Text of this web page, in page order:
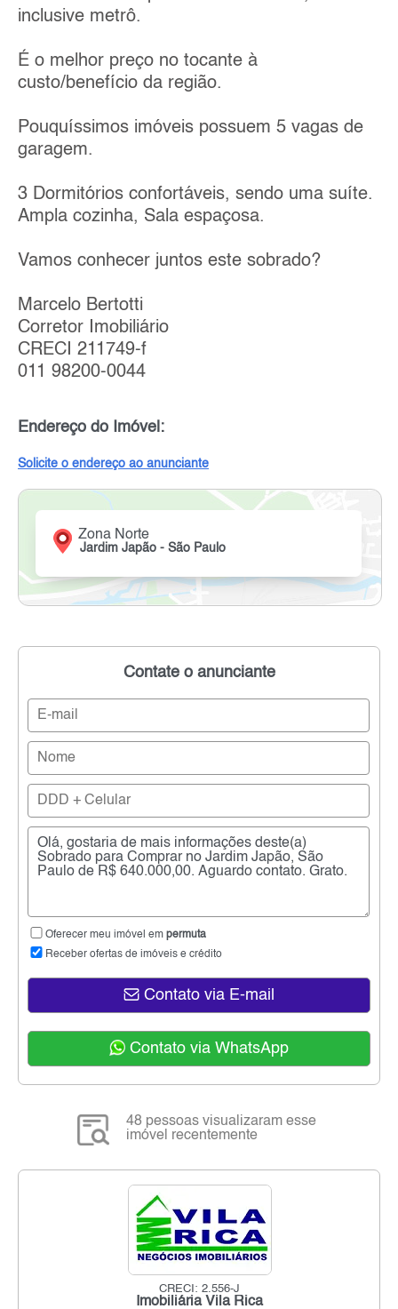
inclusive metrô.
É o melhor preço no tocante à
custo/benefício da região.
Pouquíssimos imóveis possuem 5 vagas de
garagem.
3 Dormitórios confortáveis, sendo uma suíte.
Ampla cozinha, Sala espaçosa.
Vamos conhecer juntos este sobrado?
Marcelo Bertotti
Corretor Imobiliário
CRECI 211749-f
011 98200-0044
Endereço do Imóvel:
Solicite o endereço ao anunciante
Zona Norte
Jardim Japão - São Paulo
Contate o anunciante
Oferecer meu imóvel em permuta
Receber ofertas de imóveis e crédito
Contato via E-mail
Contato via WhatsApp
48 pessoas visualizaram esse
imóvel recentemente
CRECI: 2.556-J
Imobiliária Vila Rica